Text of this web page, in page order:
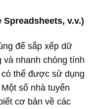
v.v.)
để sắp xếp dữ
và nhanh chóng tính
thể được sử dụng
số nhà tuyển
cơ bản về các